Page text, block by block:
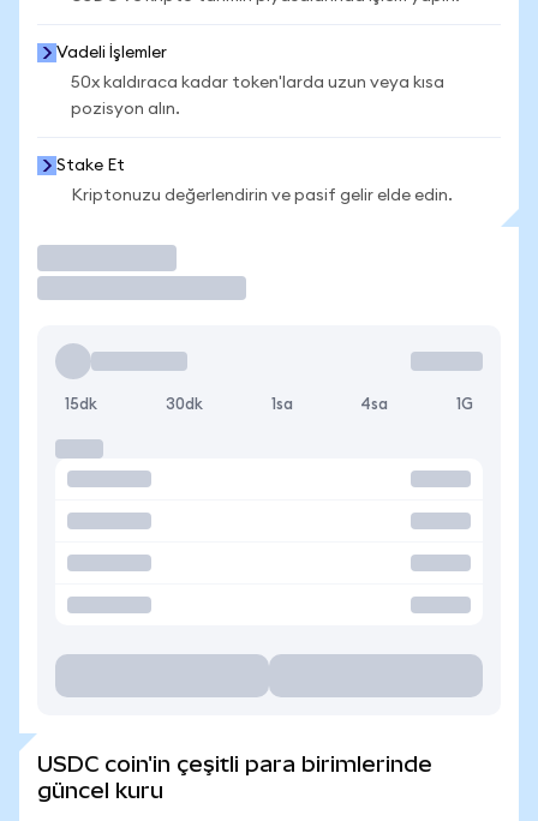
Vadeli İşlemler
50x kaldıraca kadar token'larda uzun veya kısa
pozisyon alın.
Stake Et
Kriptonuzu değerlendirin ve pasif gelir elde edin.
15dk 30dk 1sa 4sa 1G
USDC coin'in çeşitli para birimlerinde
güncel kuru